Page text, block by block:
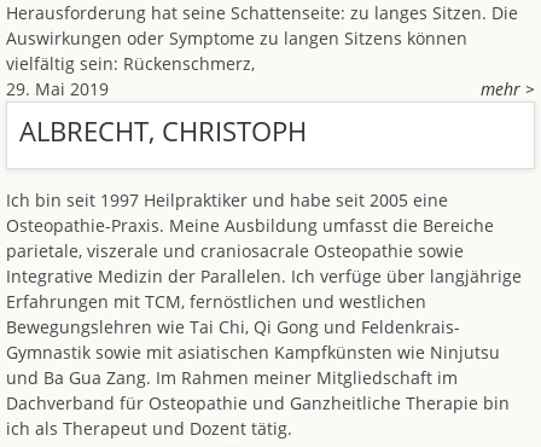
Herausforderung hat seine Schattenseite: zu langes Sitzen. Die
Auswirkungen oder Symptome zu langen Sitzens können
vielfältig sein: Rückenschmerz,
29. Mai 2019
mehr >
ALBRECHT, CHRISTOPH
Ich bin seit 1997 Heilpraktiker und habe seit 2005 eine
Osteopathie-Praxis. Meine Ausbildung umfasst die Bereiche
parietale, viszerale und craniosacrale Osteopathie sowie
Integrative Medizin der Parallelen. Ich verfüge über langjährige
Erfahrungen mit TCM, fernöstlichen und westlichen
Bewegungslehren wie Tai Chi, Qi Gong und Feldenkrais-
Gymnastik sowie mit asiatischen Kampfkünsten wie Ninjutsu
und Ba Gua Zang. Im Rahmen meiner Mitgliedschaft im
Dachverband für Osteopathie und Ganzheitliche Therapie bin
ich als Therapeut und Dozent tätig.